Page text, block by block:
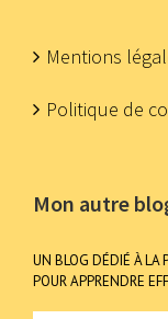
Mentions
Politique de
Mon autre
UN BLOG DÉDIÉ À LA
POUR APPRENDRE